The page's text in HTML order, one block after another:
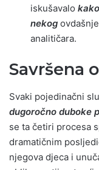
iskušavalo
nekog
analitičara.
Savršena
Svaki pojedinačni
dugoročno duboke
se ta četiri procesa
dramatičnim
njegova djeca i